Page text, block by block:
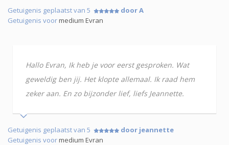
Getuigenis geplaatst van 5
door A
Getuigenis voormedium Evran
Hallo Evran, Ik heb je voor eerst gesproken. Wat
geweldig ben jij. Het klopte allemaal. Ik raad hem
zeker aan. En zo bijzonder lief, liefs Jeannette.
Getuigenis geplaatst van 5
door jeannette
Getuigenis voormedium Evran